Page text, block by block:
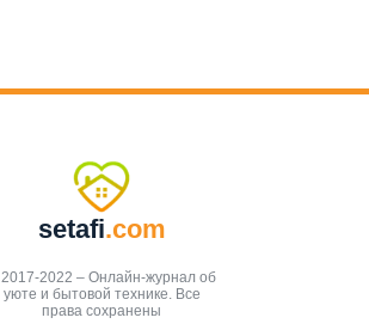
setafi.com
2022 – Онлайн-журнал об
уюте и бытовой технике. Все
права сохранены